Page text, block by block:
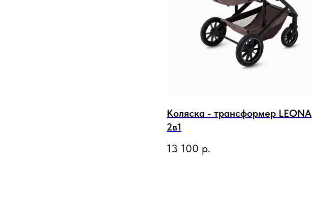
Коляска - трансформер LEONA
2в1
13 100 р.